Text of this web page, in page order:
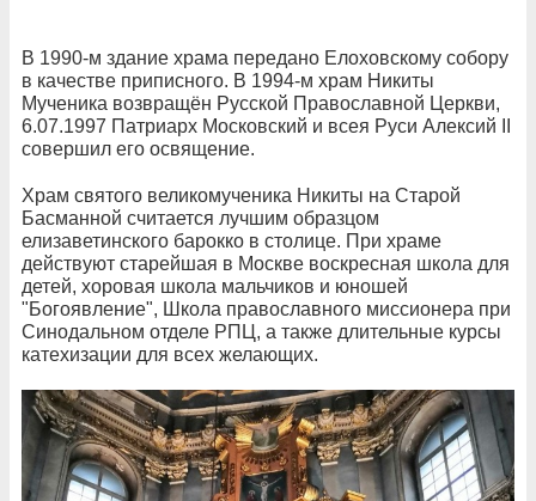
В 1990-м здание храма передано Елоховскому собору
в качестве приписного. В 1994-м храм Никиты
Мученика возвращён Русской Православной Церкви,
6.07.1997 Патриарх Московский и всея Руси Алексий II
совершил его освящение.
Храм святого великомученика Никиты на Старой
Басманной считается лучшим образцом
елизаветинского барокко в столице. При храме
действуют старейшая в Москве воскресная школа для
детей, хоровая школа мальчиков и юношей
"Богоявление", Школа православного миссионера при
Синодальном отделе РПЦ, а также длительные курсы
катехизации для всех желающих.